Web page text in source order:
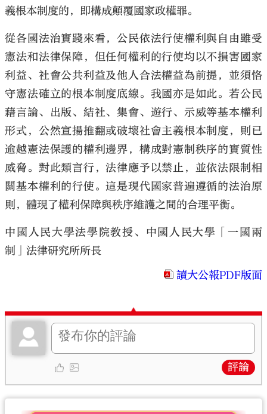
義根本制度的，即構成顛覆國家政權罪。
從各國法治實踐來看，公民依法行使權利與自由雖受
憲法和法律保障，但任何權利的行使均以不損害國家
利益、社會公共利益及他人合法權益為前提，並須恪
守憲法確立的根本制度底線。我國亦是如此。若公民
藉言論、出版、結社、集會、遊行、示威等基本權利
形式，公然宣揚推翻或破壞社會主義根本制度，則已
逾越憲法保護的權利邊界，構成對憲制秩序的實質性
威脅。對此類言行，法律應予以禁止，並依法限制相
關基本權利的行使。這是現代國家普遍遵循的法治原
則，體現了權利保障與秩序維護之間的合理平衡。
中國人民大學法學院教授、中國人民大學「一國兩
制」法律研究所所長
讀大公報PDF版面
評論